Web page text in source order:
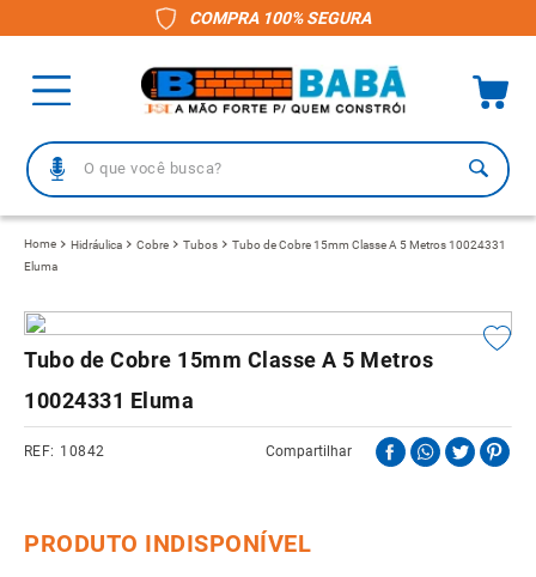
COMPRA 100% SEGURA
O que você busca?
Hidráulica Cobre Tubos
Tubo de Cobre 15mm Classe A 5 Metros 10024331
Eluma
Tubo de Cobre 15mm Classe A 5 Metros
10024331 Eluma
10842 Compartilhar
1º
2º porcelanato
3º telha
4º vaso sanitário